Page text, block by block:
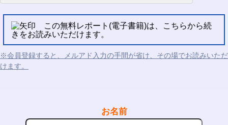
この無料レポート(電子書籍)は、こちらから続
きをお読みいただけます。
※会員登録すると、メルアド入力の手間が省け、その場でお読みいただ
けます。
お名前